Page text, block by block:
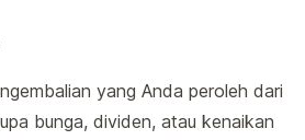
yang Anda peroleh dari
bunga, dividen, atau kenaikan